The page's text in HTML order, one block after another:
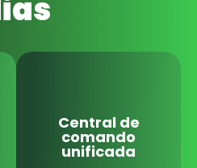
Central de
comando
unificada